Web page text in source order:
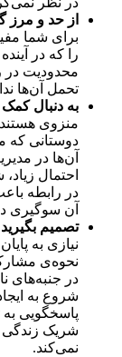
از حد و مرز
برای شما
را که در
محدودیت در
تحمل آن‌ها
به دنبال کمک
منزوی
دوستانی که
آن‌ها در
احتمال
در رابطه
آن سوگیری
تصمیم
نیازی به
نحوه‌ی
در جنبه‌های
شروع به
پاسخگویی
شریک زندگی
نمی‌کند.